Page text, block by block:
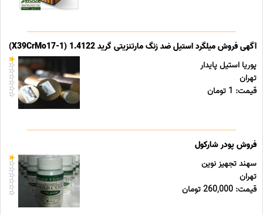
آگهی فروش میلگرد استیل ضد زنگ مارتنزیتی گرید 1.4122 (X39CrMo17-1)
پوریا استیل پایدار
تهران
قیمت: 1 تومان
فروش پودر شارکول
سهند تجهیز نوین
تهران
قیمت: 260,000 تومان